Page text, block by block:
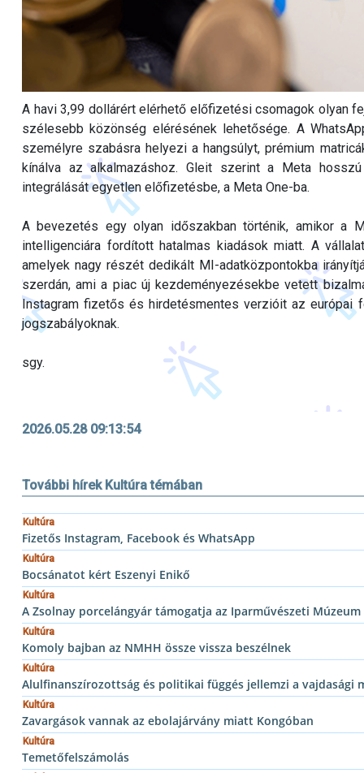
A havi 3,99 dollárért elérhető előfizetési csomagok olyan
szélesebb közönség elérésének lehetősége. A
személyre szabásra helyezi a hangsúlyt, prémium
kínálva az alkalmazáshoz. Gleit szerint a Meta
integrálását egyetlen előfizetésbe, a Meta One-ba.
A bevezetés egy olyan időszakban történik, amikor a
intelligenciára fordított hatalmas kiadások miatt. A
amelyek nagy részét dedikált MI-adatközpontokba
szerdán, ami a piac új kezdeményezésekbe vetett
Instagram fizetős és hirdetésmentes verzióit az európai
jogszabályoknak.
sgy.
2026.05.28 09:13:54
További hírek Kultúra témában
Kultúra
Fizetős Instagram, Facebook és WhatsApp
Kultúra
Bocsánatot kért Eszenyi Enikő
Kultúra
A Zsolnay porcelángyár támogatja az Iparművészeti
Kultúra
Komoly bajban az NMHH össze vissza beszélnek
Kultúra
Alulfinanszírozottság és politikai függés jellemzi a vajdasági
Kultúra
Zavargások vannak az ebolajárvány miatt Kongóban
Kultúra
Temetőfelszámolás